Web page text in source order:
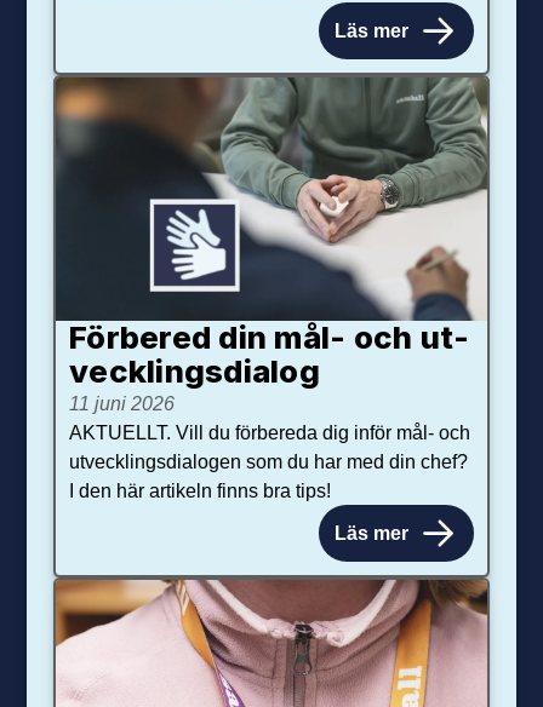
Läs mer
Förbered din mål- och ut­
veck­lings­dialog
11 juni 2026
AKTUELLT. Vill du förbereda dig inför mål- och
utvecklingsdialogen som du har med din chef?
I den här artikeln finns bra tips!
Läs mer